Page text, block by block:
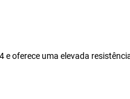
oferece uma elevada